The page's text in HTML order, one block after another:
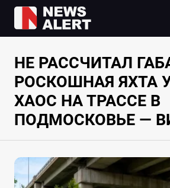
НЕ РАССЧИТАЛ
РОСКОШНАЯ ЯХТА
ХАОС НА ТРАССЕ В
ПОДМОСКОВЬЕ —